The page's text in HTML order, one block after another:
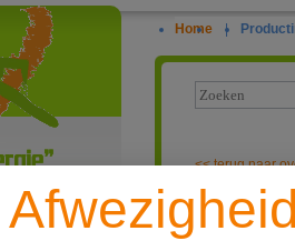
Home |
<<terug naar
TWL
boilers en